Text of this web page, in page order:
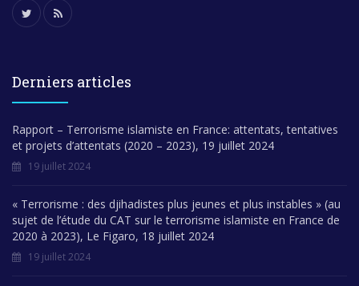
Derniers articles
Rapport – Terrorisme islamiste en France: attentats, tentatives
et projets d’attentats (2020 – 2023), 19 juillet 2024
19 juillet 2024
« Terrorisme : des djihadistes plus jeunes et plus instables » (au
sujet de l’étude du CAT sur le terrorisme islamiste en France de
2020 à 2023), Le Figaro, 18 juillet 2024
19 juillet 2024